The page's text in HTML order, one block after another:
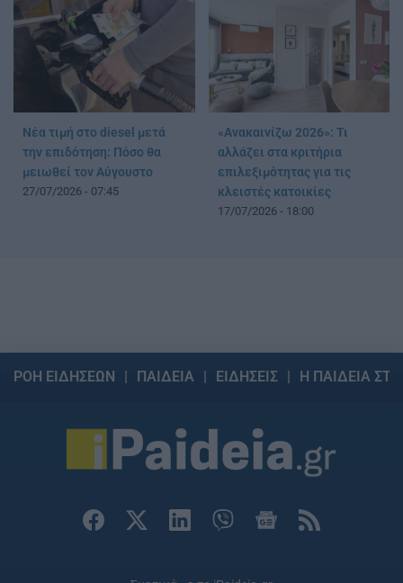
Νέα τιμή στο diesel μετά
την επιδότηση: Πόσο θα
μειωθεί τον Αύγουστο
27/07/2026 - 07:45
«Ανακαινίζω 2026»: Τι
αλλάζει στα κριτήρια
επιλεξιμότητας για τις
κλειστές κατοικίες
17/07/2026 - 18:00
ΡΟΗ ΕΙΔΗΣΕΩΝ ΠΑΙΔΕΙΑ ΕΙΔΗΣΕΙΣ Η ΠΑΙΔΕΙΑ